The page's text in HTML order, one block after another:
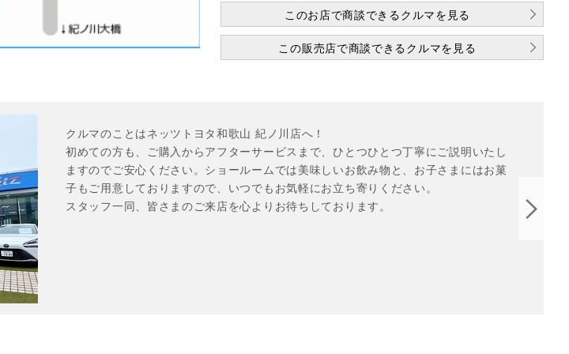
このお店で商談できるクルマを見る
この販売店で商談できるクルマを見る
クルマのことはネッツトヨタ和歌山 紀ノ川店へ！
初めての方も、ご購入からアフターサービスまで、ひとつひとつ丁寧にご説明いたし
ますのでご安心ください。ショールームでは美味しいお飲み物と、お子さまにはお菓
子もご用意しておりますので、いつでもお気軽にお立ち寄りください。
スタッフ一同、皆さまのご来店を心よりお待ちしております。